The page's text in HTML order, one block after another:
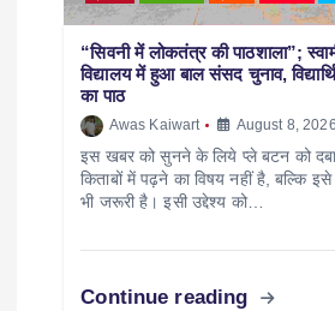
“सिवनी में लोकतंत्र की पाठशाला”;
विद्यालय में हुआ बाल संसद चुनाव,
का पाठ
Awas Kaiwart August 8, 2026
इस खबर को सुनने के लिये प्ले बटन को
किताबों में पढ़ने का विषय नहीं है, बल्कि
भी जरूरी है। इसी उद्देश्य को…
Continue reading